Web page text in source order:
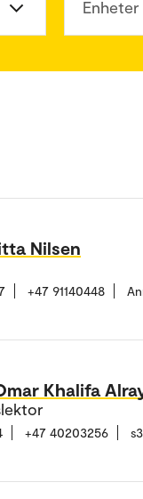
Enheter
Nilsen
+47 91140448
Khalifa
+47 40203256